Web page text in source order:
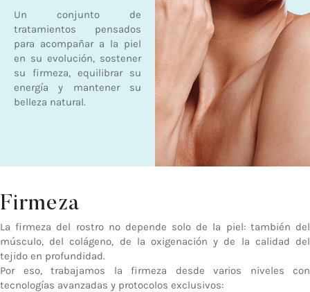
Un conjunto de
tratamientos pensados
para acompañar a la piel
en su evolución, sostener
su firmeza, equilibrar su
energía y mantener su
belleza natural.
Firmeza
La firmeza del rostro no depende solo de la piel: también del
músculo, del colágeno, de la oxigenación y de la calidad del
tejido en profundidad.
Por eso, trabajamos la firmeza desde varios niveles con
tecnologías avanzadas y protocolos exclusivos: